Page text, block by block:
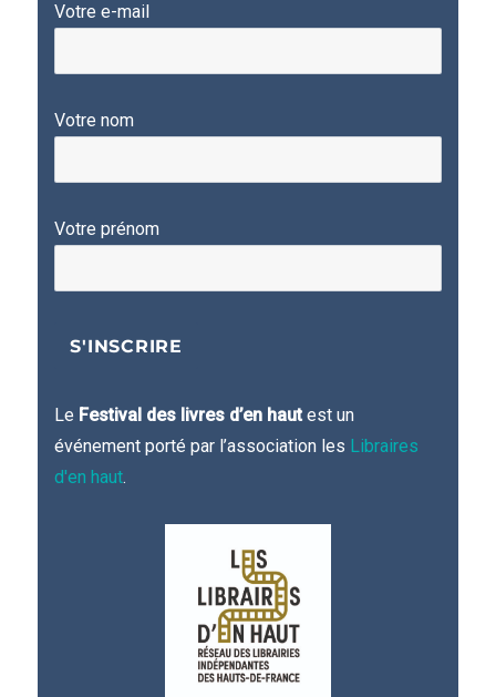
Votre e-mail
Votre nom
Votre prénom
Le Festival des livres d’en hautest un
événement porté par l’association les Libraires
d'en haut.